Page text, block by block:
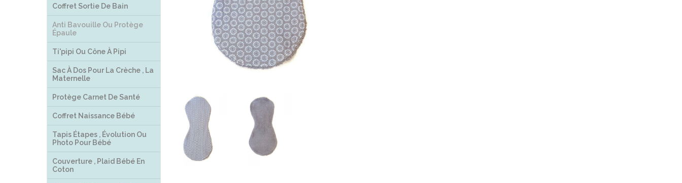
Coffret Sortie De Bain
Anti Bavouille Ou Protège
Épaule
Ti'pipi Ou Cône À Pipi
Sac À Dos Pour La Crèche , La
Maternelle
Protège Carnet De Santé
Coffret Naissance Bébé
Tapis Étapes , Évolution Ou
Photo Pour Bébé
Couverture , Plaid Bébé En
Coton